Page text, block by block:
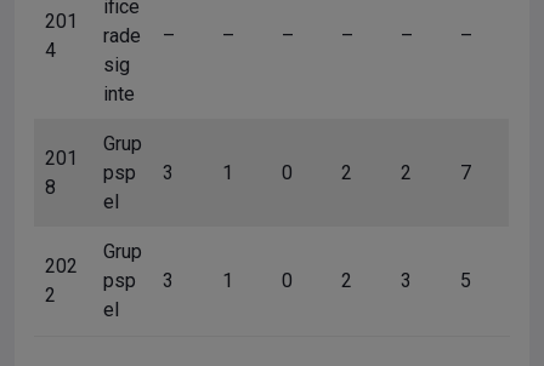
201
4
ifice
rade
sig
inte
– – – – – –
201
8
Grup
psp
el
3 1 0 2 2 7
202
2
Grup
psp
el
3 1 0 2 3 5